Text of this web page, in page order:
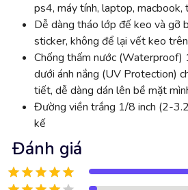
ps4, máy tính, laptop, macbook,
Dễ dàng tháo lớp đế keo và gỡ
sticker, không để lại vết keo
Chống thấm nước (Waterproof)
dưới ánh nắng (UV Protection)
tiết, dễ dàng dán lên bề mặt
Đường viền trắng 1/8 inch (2-
kế
Đánh giá